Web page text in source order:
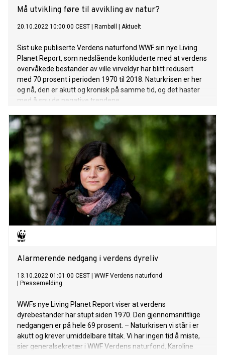
Må utvikling føre til avvikling av natur?
20.10.2022 10:00:00 CEST Rambøll Aktuelt
Sist uke publiserte Verdens naturfond WWF sin nye Living
Planet Report, som nedslående konkluderte med at verdens
overvåkede bestander av ville virveldyr har blitt redusert
med 70 prosent i perioden 1970 til 2018. Naturkrisen er her
og nå, den er akutt og kronisk på samme tid, og det haster
med å snu de negative trendene.
Alarmerende nedgang i verdens dyreliv
13.10.2022 01:01:00 CEST
WWF Verdens naturfond
Pressemelding
WWFs nye Living Planet Report viser at verdens
dyrebestander har stupt siden 1970. Den gjennomsnittlige
nedgangen er på hele 69 prosent. – Naturkrisen vi står i er
akutt og krever umiddelbare tiltak. Vi har ingen tid å miste,
sier generalsekretær i WWF Verdens naturfond, Karoline